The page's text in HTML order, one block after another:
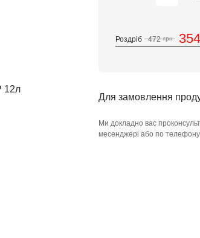
Роздріб 472 грн 354
Для замовлення
Ми докладно вас
месенджері або по телефону